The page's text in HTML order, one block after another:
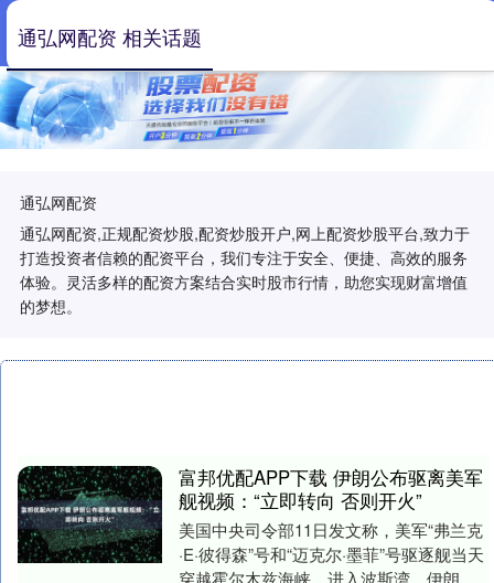
通弘网配资
通弘网配资,正规配资炒股,配资炒股开户,网上配资炒股平台,致力于
打造投资者信赖的配资平台，我们专注于安全、便捷、高效的服务
体验。灵活多样的配资方案结合实时股市行情，助您实现财富增值
的梦想。
通弘网配资 相关话题
富邦优配APP下载 伊朗公布驱离美军
舰视频：“立即转向 否则开火”
美国中央司令部11日发文称，美军“弗兰克
·E·彼得森”号和“迈克尔·墨菲”号驱逐舰当天